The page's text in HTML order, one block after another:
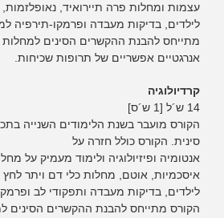
עצמות ומחלות פרה תיירואיד, נאופלזמות,
לילדים, בדיקות מעבדה ופרמקו-תירפיה
מתייחס להבנת ההקשרים הסינים למחלות
אנרגטיים אפשריים של תרופות שכיחות.
קרדיולוגיה
14 ש´ל [1 ש´ס]
הקורס מועבר בשנת הלימודים השנייה
סינית. הקורס כולל חזרה על
אנטומיה ופיזיולוגיה ולימוד מעמיק על
איסכמיות, אוטם, מחלות כלי דם ויתר לחץ
לילדים, בדיקות מעבדה ותפקודי לב
הקורס מתייחס להבנת ההקשרים הסינים